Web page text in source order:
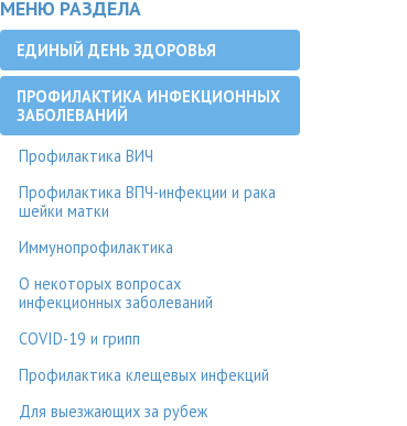
МЕНЮ РАЗДЕЛА
ЕДИНЫЙ ДЕНЬ ЗДОРОВЬЯ
ПРОФИЛАКТИКА ИНФЕКЦИОННЫХ
ЗАБОЛЕВАНИЙ
Профилактика ВИЧ
Профилактика ВПЧ-инфекции и рака
шейки матки
Иммунопрофилактика
О некоторых вопросах
инфекционных заболеваний
COVID-19 и грипп
Профилактика клещевых инфекций
Для выезжающих за рубеж